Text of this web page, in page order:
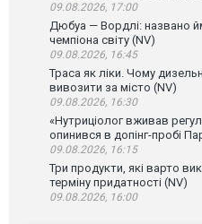
09.08.2026, 17:00
Дюбуа — Вордлі: названо
чемпіона світу (NV)
09.08.2026, 16:45
Траса як ліки. Чому
вивозити за місто (NV)
09.08.2026, 16:30
«Нутриціолог вживав
опинився в допінг-пробі
09.08.2026, 16:15
Три продукти, які варто
терміну придатності (NV)
09.08.2026, 16:00